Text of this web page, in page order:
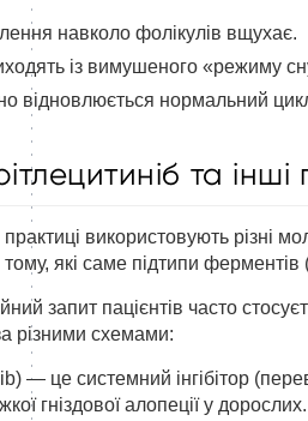
навколо фолікулів вщухає.
із вимушеного «режиму
відновлюється нормальний
та
практиці використовують різні
які саме підтипи
запит пацієнтів часто
різними схемами:
— це системний інгібітор
гніздової алопеції у дорослих.